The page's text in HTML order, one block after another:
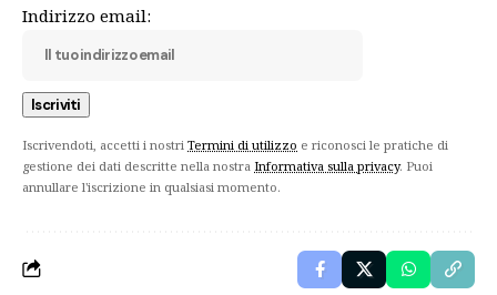
Indirizzo email:
Iscrivendoti, accetti i nostri Termini di utilizzo e riconosci le pratiche di
gestione dei dati descritte nella nostra Informativa sulla privacy. Puoi
annullare l'iscrizione in qualsiasi momento.